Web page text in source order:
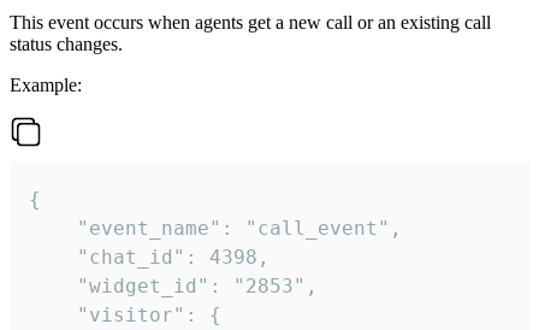
This event occurs when agents get a new call or an existing call
status changes.
Example:
{
    "event_name": "call_event",
    "chat_id": 4398,
    "widget_id": "2853",
    "visitor": {